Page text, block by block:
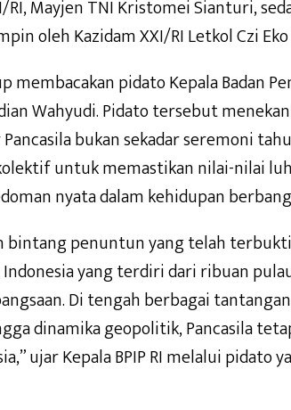
RI, Mayjen TNI Kristomei Sianturi,
oleh Kazidam XXI/RI Letkol Czi Eko
membacakan pidato Kepala Badan
Wahyudi. Pidato tersebut
bukan sekadar seremoni
untuk memastikan nilai-nilai
nyata dalam kehidupan
bintang penuntun yang telah
yang terdiri dari ribuan
Di tengah berbagai
dinamika geopolitik, Pancasila
ujar Kepala BPIP RI melalui pidato